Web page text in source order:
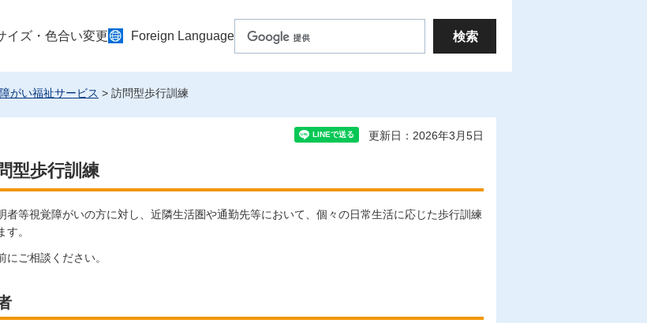
イズ・色合い変更 Foreign Language
障がい福祉サービス > 訪問型歩行訓練
更新日：2026年3月5日
型歩行訓練
者等視覚障がいの方に対し、近隣生活圏や通勤先等において、個々の日常生活に応じた歩行訓練
す。
にご相談ください。